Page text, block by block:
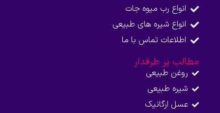
انواع رب میوه جات
انواع شیره های طبیعی
اطلاعات تماس با ما​
مطالب پر طرفدار
روغن طبیعی
شیره طبیعی
عسل ارگانیک